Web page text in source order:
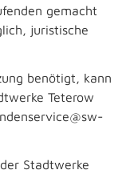
gemacht
juristische
benötigt, kann
Teterow
Stadtwerke